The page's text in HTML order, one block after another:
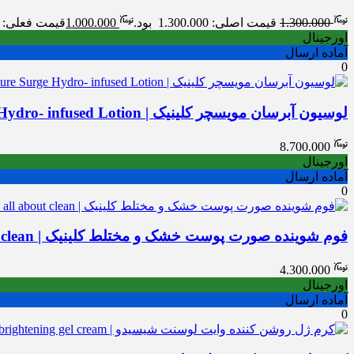
1.300.000 قیمت اصلی: 1.300.000 بود. 1.000.000قیمت فعلی: 1.000.000 .
اورجینال
آماده ارسال
0
لوسیون آبرسان مویسچر کلینیک | Clinique Moisture Surge Hydro- infused Lotion
8.700.000
اورجینال
آماده ارسال
0
فوم شوینده صورت پوست خشک و مختلط کلینیک | Clinique all about clean
4.300.000
اورجینال
آماده ارسال
0